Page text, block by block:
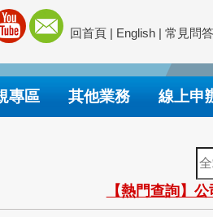
回首頁 | English | 常見問答
專區 其他業務 線上申
全
站
檢
索
【熱門查詢】